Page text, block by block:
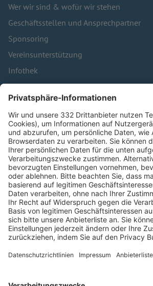
Wer wir sind & wofür wir stehen
Geschäftsstellen und Ansprechpartner
Sponsoring
Vereinsunterstützung
Infothek
Kontakt
HÄUFIG BESUCHTE SEITEN
Pässe und Vereinswechsel
Trainerausbildung
Schulungsangebot Vereinsmitarbeiter
BFV-Geschäftsstellen
Trainerbörse
Login SpielPlus
FOLGE DEM BFV